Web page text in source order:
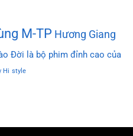
M-TP Hương Giang
Đời là bộ phim đỉnh cao của
Hi style